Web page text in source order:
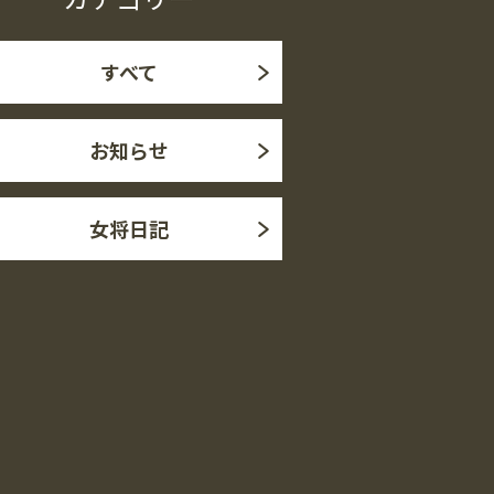
すべて
お知らせ
女将日記